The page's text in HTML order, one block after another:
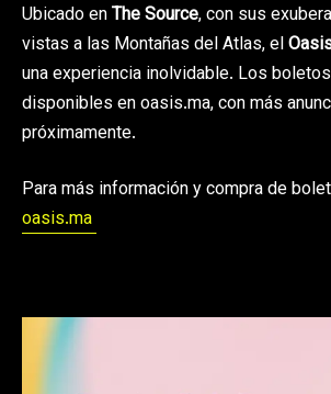
Ubicado enThe Source, con sus
vistas a las Montañas del Atlas, el
una experiencia inolvidable. Los
disponibles en oasis.ma, con más
próximamente.
Para más información y compra de
oasis.ma